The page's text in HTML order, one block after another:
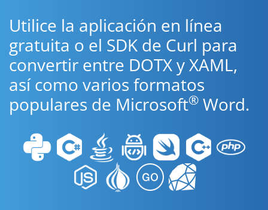
Utilice la aplicación en línea
gratuita o el SDK de Curl para
convertir entre DOTX y XAML,
así como varios formatos
populares de Microsoft® Word.